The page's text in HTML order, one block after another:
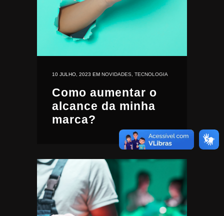
10 JULHO, 2023 EM NOVIDADES TECNOLOGIA
Como aumentar o
alcance da minha
marca?